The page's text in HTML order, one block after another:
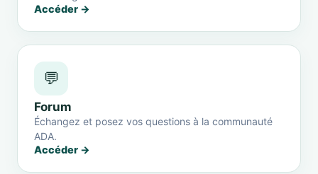
Accéder →
💬
Forum
Échangez et posez vos questions à la communauté
ADA.
Accéder →